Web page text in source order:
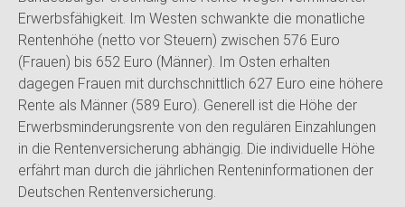
Erwerbsfähigkeit. Im Westen schwankte die monatliche
Rentenhöhe (netto vor Steuern) zwischen 576 Euro
(Frauen) bis 652 Euro (Männer). Im Osten erhalten
dagegen Frauen mit durchschnittlich 627 Euro eine höhere
Rente als Männer (589 Euro). Generell ist die Höhe der
Erwerbsminderungsrente von den regulären Einzahlungen
in die Rentenversicherung abhängig. Die individuelle Höhe
erfährt man durch die jährlichen Renteninformationen der
Deutschen Rentenversicherung.